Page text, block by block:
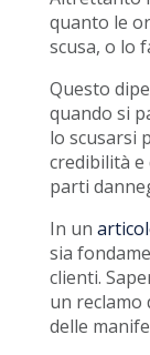
quanto le
scusa, o lo
Questo
quando si
lo scusarsi
credibilità e
parti
In un
sia
clienti.
un
delle